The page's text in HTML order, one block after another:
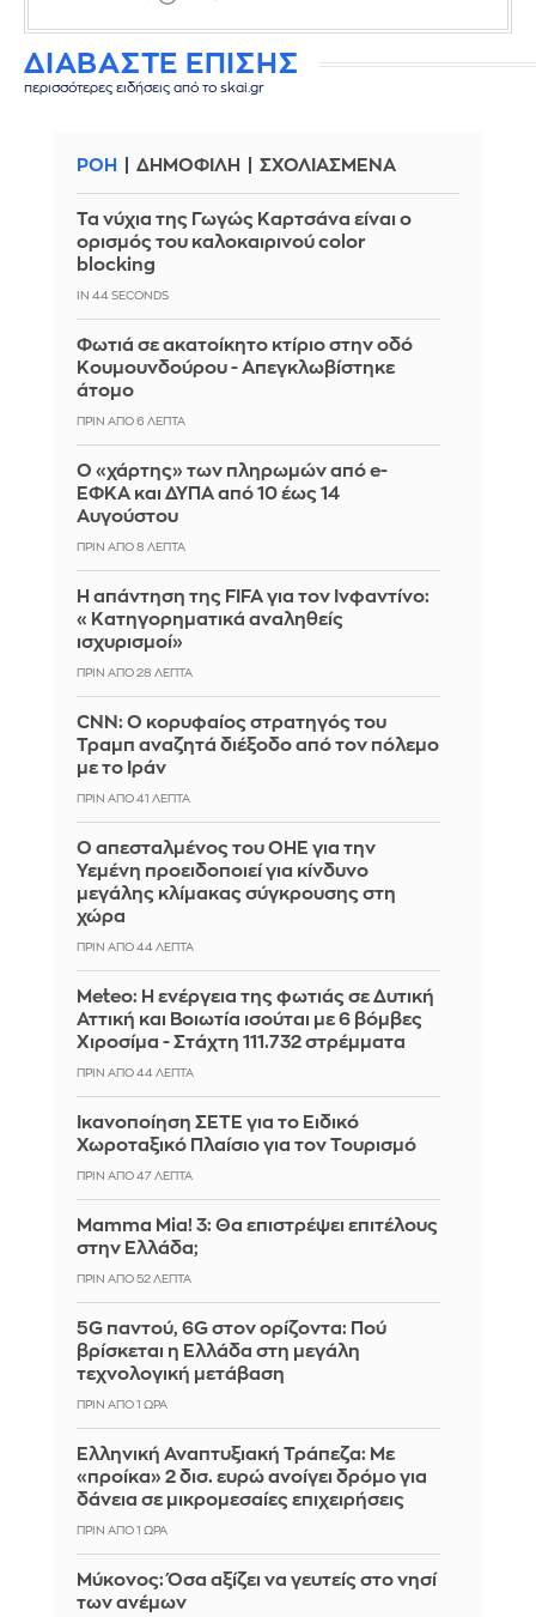
ΔΙΑΒΑΣΤΕ ΕΠΙΣΗΣ
περισσότερες ειδήσεις από το skai.gr
ΡΟΗ ΔΗΜΟΦΙΛΗ ΣΧΟΛΙΑΣΜΕΝΑ
Τα νύχια της Γωγώς Καρτσάνα είναι ο
ορισμός του καλοκαιρινού color
blocking
IN 43 SECONDS
Φωτιά σε ακατοίκητο κτίριο στην οδό
Κουμουνδούρου - Απεγκλωβίστηκε
άτομο
ΠΡΙΝ ΑΠΌ 6 ΛΕΠΤΆ
Ο «χάρτης» των πληρωμών από e-
ΕΦΚΑ και ΔΥΠΑ από 10 έως 14
Αυγούστου
ΠΡΙΝ ΑΠΌ 8 ΛΕΠΤΆ
Η απάντηση της FIFA για τον Ινφαντίνο:
«Κατηγορηματικά αναληθείς
ισχυρισμοί»
ΠΡΙΝ ΑΠΌ 28 ΛΕΠΤΆ
CNN: Ο κορυφαίος στρατηγός του
Τραμπ αναζητά διέξοδο από τον πόλεμο
με το Ιράν
ΠΡΙΝ ΑΠΌ 41 ΛΕΠΤΆ
Ο απεσταλμένος του ΟΗΕ για την
Υεμένη προειδοποιεί για κίνδυνο
μεγάλης κλίμακας σύγκρουσης στη
χώρα
ΠΡΙΝ ΑΠΌ 44 ΛΕΠΤΆ
Meteo: Η ενέργεια της φωτιάς σε Δυτική
Αττική και Βοιωτία ισούται με 6 βόμβες
Χιροσίμα - Στάχτη 111.732 στρέμματα
ΠΡΙΝ ΑΠΌ 44 ΛΕΠΤΆ
Ικανοποίηση ΣΕΤΕ για το Ειδικό
Χωροταξικό Πλαίσιο για τον Τουρισμό
ΠΡΙΝ ΑΠΌ 47 ΛΕΠΤΆ
Mamma Mia! 3: Θα επιστρέψει επιτέλους
στην Ελλάδα;
ΠΡΙΝ ΑΠΌ 52 ΛΕΠΤΆ
5G παντού, 6G στον ορίζοντα: Πού
βρίσκεται η Ελλάδα στη μεγάλη
τεχνολογική μετάβαση
ΠΡΙΝ ΑΠΌ 1 ΏΡΑ
Ελληνική Αναπτυξιακή Τράπεζα: Με
«προίκα» 2 δισ. ευρώ ανοίγει δρόμο για
δάνεια σε μικρομεσαίες επιχειρήσεις
ΠΡΙΝ ΑΠΌ 1 ΏΡΑ
Μύκονος: Όσα αξίζει να γευτείς στο νησί
των ανέμων